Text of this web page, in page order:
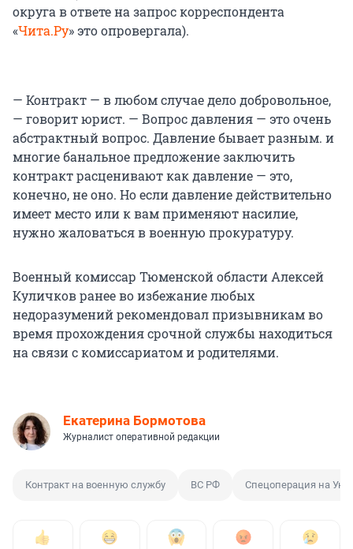
округа в ответе на запрос корреспондента
«Чита.Ру» это опровергала).
— Контракт — в любом случае дело добровольное,
— говорит юрист. — Вопрос давления — это очень
абстрактный вопрос. Давление бывает разным. и
многие банальное предложение заключить
контракт расценивают как давление — это,
конечно, не оно. Но если давление действительно
имеет место или к вам применяют насилие,
нужно жаловаться в военную прокуратуру.
Военный комиссар Тюменской области Алексей
Куличков ранее во избежание любых
недоразумений рекомендовал призывникам во
время прохождения срочной службы находиться
на связи с комиссариатом и родителями.
Екатерина Бормотова
Журналист оперативной редакции
Контракт на военную службу ВС РФ Спецоперация на